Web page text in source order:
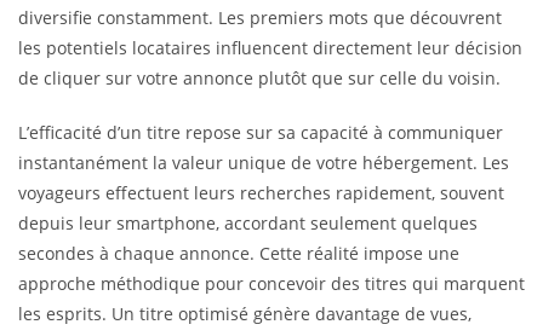
diversifie constamment. Les premiers mots que découvrent
les potentiels locataires influencent directement leur décision
de cliquer sur votre annonce plutôt que sur celle du voisin.
L’efficacité d’un titre repose sur sa capacité à communiquer
instantanément la valeur unique de votre hébergement. Les
voyageurs effectuent leurs recherches rapidement, souvent
depuis leur smartphone, accordant seulement quelques
secondes à chaque annonce. Cette réalité impose une
approche méthodique pour concevoir des titres qui marquent
les esprits. Un titre optimisé génère davantage de vues,